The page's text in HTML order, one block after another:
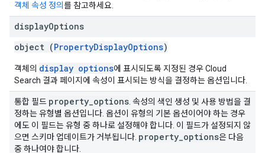
객체 속성 정의 를 참고하세요.
displayOptions
object (PropertyDisplayOptions)
객체의 display options에 표시되도록 지정된 경우 Cloud
Search 결과 페이지에 속성이 표시되는 방식을 결정하는 옵션입니다.
통합 필드 property options . 속성의 색인 생성 및 사용 방법을 결
정하는 유형별 옵션입니다. 옵션이 유형의 기본 옵션이어야 하는 경우
에도 이 필드는 유형 중 하나로 설정해야 합니다. 이 필드가 설정되지 않
으면 스키마 업데이트가 거부됩니다. property options은 다음
중 하나여야 합니다.